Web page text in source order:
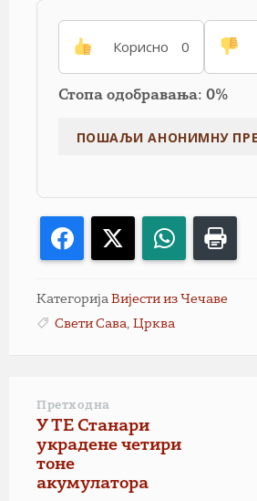
Корисно 0
Стопа одобравања: 0%
Facebook WhatsApp
Категорија Вијести из Чечаве
Свети Сава, Црква
Претходна
У ТЕ Станари
украдене четири
тоне
акумулатора